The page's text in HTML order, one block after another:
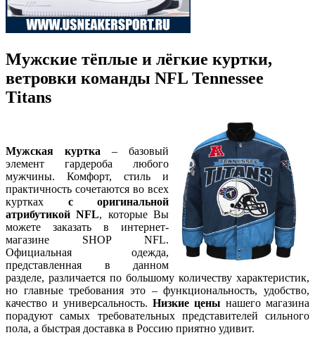
Мужские тёплые и лёгкие куртки,
ветровки команды NFL Tennessee
Titans
Мужская куртка – базовый
элемент гардероба любого
мужчины. Комфорт, стиль и
практичность сочетаются во всех
куртках с оригинальной
атрибутикой NFL, которые Вы
можете заказать в интернет-
магазине SHOP NFL.
Официальная одежда,
представленная в данном
разделе, различается по большому количеству характеристик,
но главные требования это – функциональность, удобство,
качество и универсальность. Низкие цены нашего магазина
порадуют самых требовательных представителей сильного
пола, а быстрая доставка в Россию приятно удивит.